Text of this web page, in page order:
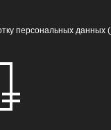
персональных данных (